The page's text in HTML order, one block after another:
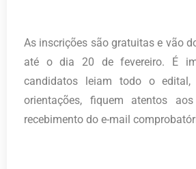
As inscrições são gratuitas e vão
até o dia 20 de fevereiro. É
candidatos leiam todo o
orientações, fiquem atentos
recebimento do e-mail